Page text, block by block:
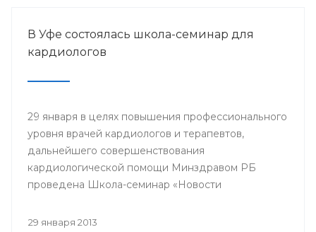
В Уфе состоялась школа-семинар для
кардиологов
29 января в целях повышения профессионального
уровня врачей кардиологов и терапевтов,
дальнейшего совершенствования
кардиологической помощи Минздравом РБ
проведена Школа-семинар «Новости
29 января 2013